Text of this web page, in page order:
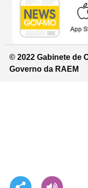
© 2022 Gabinete de
Governo da RAEM